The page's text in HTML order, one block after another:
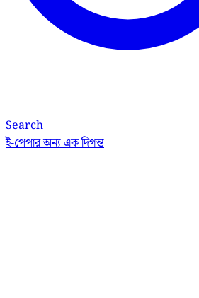
Search
ই-পেপারঅন্য এক দিগন্ত